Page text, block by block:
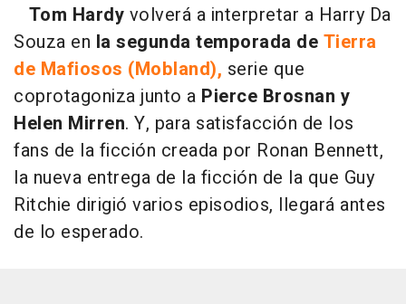
Tom Hardy volverá a interpretar a Harry Da
Souza en la segunda temporada de Tierra
de Mafiosos (Mobland), serie que
coprotagoniza junto a Pierce Brosnan y
Helen Mirren. Y, para satisfacción de los
fans de la ficción creada por Ronan Bennett,
la nueva entrega de la ficción de la que Guy
Ritchie dirigió varios episodios, llegará antes
de lo esperado.